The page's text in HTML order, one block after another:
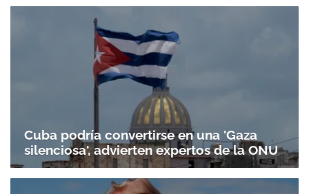
Cuba podría convertirse en una 'Gaza
silenciosa', advierten expertos de la ONU